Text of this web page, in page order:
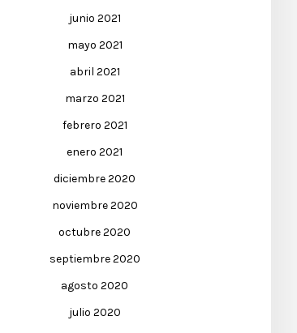
junio 2021
mayo 2021
abril 2021
marzo 2021
febrero 2021
enero 2021
diciembre 2020
noviembre 2020
octubre 2020
septiembre 2020
agosto 2020
julio 2020